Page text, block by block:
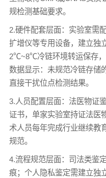
规检测基础要求。
2.硬件配套层面：实验室需
扩增仪等专用设备，建立独
2℃~8℃冷链环境转运保存
数据显示：未规范冷链存储
直接干扰位点检测结果。
3.人员配置层面：法医物证
证书，单家实验室持证法医
术人员每年完成行业继续教
规范。
4.流程规范层面：司法类鉴
痕；个人隐私鉴定需建立独